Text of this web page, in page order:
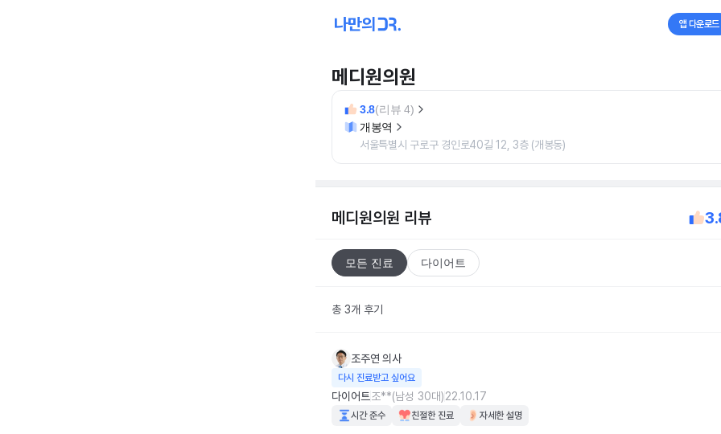
앱 다운로드
메디원의원
3.8(리뷰 4)
개봉역
서울특별시 구로구 경인로40길 12, 3층 (개봉동)
메디원의원 리뷰
모든 진료 다이어트
총 3개 후기
조주연 의사
다시 진료받고 싶어요
다이어트조**(남성 30대)22.10.17
시간 준수 친절한 진료 자세한 설명